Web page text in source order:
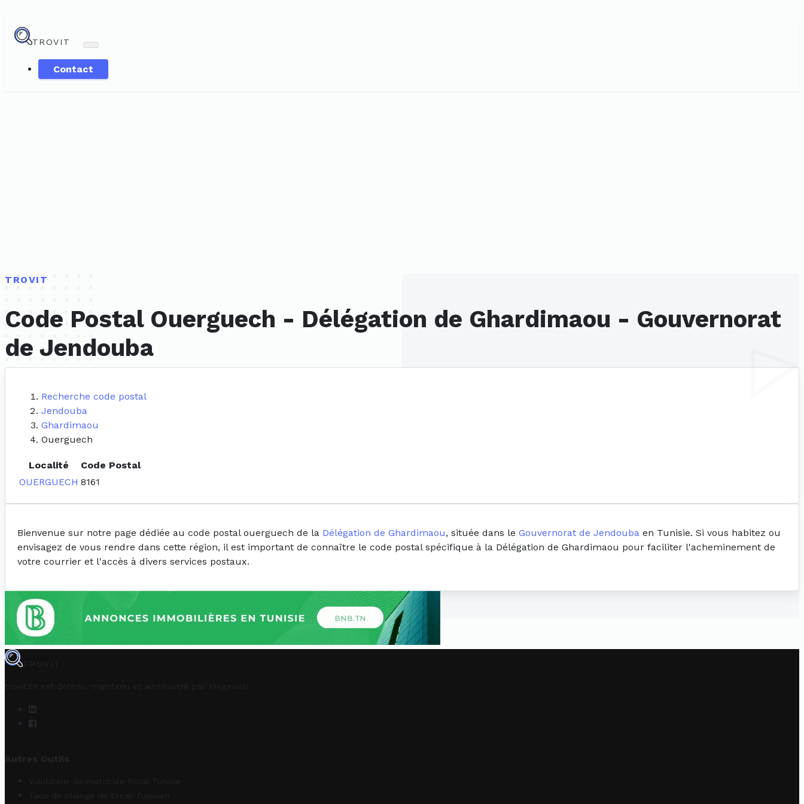
TROVIT
Contact
TROVIT
Code Postal Ouerguech - Délégation de Ghardimaou - Gouvernorat
de Jendouba
Recherche code postal
Jendouba
Ghardimaou
Ouerguech
Localité
Code Postal
OUERGUECH 8161
Bienvenue sur notre page dédiée au code postal ouerguech de la Délégation de Ghardimaou, située dans le Gouvernorat de Jendouba en Tunisie. Si vous habitez ou
envisagez de vous rendre dans cette région, il est important de connaître le code postal spécifique à la Délégation de Ghardimaou pour faciliter l'acheminement de
votre courrier et l'accès à divers services postaux.
TROVIT
trovit.tn est détenu, maintenu et administré par Megaweb
Autres Outils
Validateur de matricule fiscal Tunisie
Taux de change de Dinar Tunisien